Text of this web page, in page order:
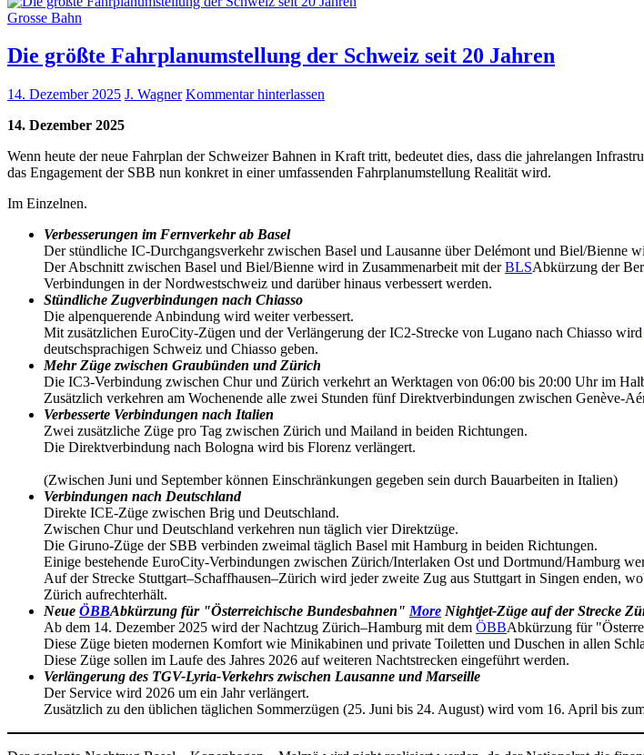
Grosse Bahn
Die größte Fahrplanumstellung der Schweiz seit 20 Jahren
14. Dezember 2025 J. Wagner Kommentar hinterlassen
14. Dezember 2025
Wenn heute der neue Fahrplan der Schweizer Bahnen in Kraft tritt, bedeutet dies, dass die jahrelangen
das Engagement der SBB nun konkret in einer umfassenden Fahrplanumstellung Realität wird.
Im Einzelnen.
Verbesserungen im Fernverkehr ab Basel
Der stündliche IC-Durchgangsverkehr zwischen Basel und Lausanne über Delémont und Biel/Bienne
Der Abschnitt zwischen Basel und Biel/Bienne wird in Zusammenarbeit mit derBLSAbkürzung der
Verbindungen in der Nordwestschweiz und darüber hinaus verbessert werden.
Stündliche Zugverbindungen nach Chiasso
Die alpenquerende Anbindung wird weiter verbessert.
Mit zusätzlichen EuroCity-Zügen und der Verlängerung der IC2-Strecke von Lugano nach Chiasso wird
deutschsprachigen Schweiz und Chiasso geben.
Mehr Züge zwischen Graubünden und Zürich
Die IC3-Verbindung zwischen Chur und Zürich verkehrt an Werktagen von 06:00 bis 20:00 Uhr im
Zusätzlich verkehren am Wochenende alle zwei Stunden fünf Direktverbindungen zwischen Genève-
Verbesserte Verbindungen nach Italien
Zwei zusätzliche Züge pro Tag zwischen Zürich und Mailand in beiden Richtungen.
Die Direktverbindung nach Bologna wird bis Florenz verlängert.
(Zwischen Juni und September können Einschränkungen gegeben sein durch Bauarbeiten in Italien)
Verbindungen nach Deutschland
Direkte ICE-Züge zwischen Brig und Deutschland.
Zwischen Chur und Deutschland verkehren nun täglich vier Direktzüge.
Die Giruno-Züge der SBB verbinden zweimal täglich Basel mit Hamburg in beiden Richtungen.
Einige bestehende EuroCity-Verbindungen zwischen Zürich/Interlaken Ost und Dortmund/Hamburg
Auf der Strecke Stuttgart–Schaffhausen–Zürich wird jeder zweite Zug aus Stuttgart in Singen enden,
Zürich aufrechterhält.
Neue ÖBBAbkürzung für "Österreichische Bundesbahnen" More Nightjet-Züge auf der Strecke
Ab dem 14. Dezember 2025 wird der Nachtzug Zürich–Hamburg mit dem ÖBBAbkürzung für
Diese Züge bieten modernen Komfort wie Minikabinen und private Toiletten und Duschen in allen
Diese Züge sollen im Laufe des Jahres 2026 auf weiteren Nachtstrecken eingeführt werden.
Verlängerung des TGV-Lyria-Verkehrs zwischen Lausanne und Marseille
Der Service wird 2026 um ein Jahr verlängert.
Zusätzlich zu den üblichen täglichen Sommerzügen (25. Juni bis 24. August) wird vom 16. April bis